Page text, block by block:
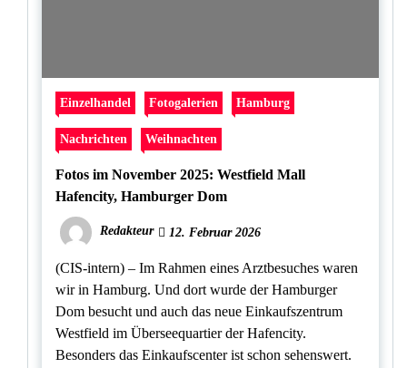
Einzelhandel Fotogalerien Hamburg
Nachrichten Weihnachten
Fotos im November 2025: Westfield Mall
Hafencity, Hamburger Dom
Redakteur 12. Februar 2026
(CIS-intern) – Im Rahmen eines Arztbesuches waren
wir in Hamburg. Und dort wurde der Hamburger
Dom besucht und auch das neue Einkaufszentrum
Westfield im Überseequartier der Hafencity.
Besonders das Einkaufscenter ist schon sehenswert.